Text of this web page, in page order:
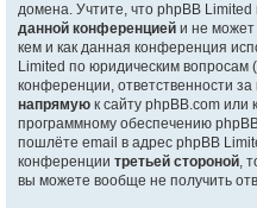
домена. Учтите, что phpBB Limited
данной конференцией и не может
кем и как данная конференция
Limited по юридическим вопросам
конференции, ответственности за
напрямую к сайту phpBB.com или
программному обеспечению
пошлёте email в адрес phpBB
конференции третьей стороной,
вы можете вообще не получить